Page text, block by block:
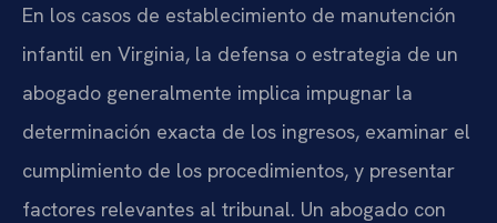
En los casos de establecimiento de manutención
infantil en Virginia, la defensa o estrategia de un
abogado generalmente implica impugnar la
determinación exacta de los ingresos, examinar el
cumplimiento de los procedimientos, y presentar
factores relevantes al tribunal. Un abogado con